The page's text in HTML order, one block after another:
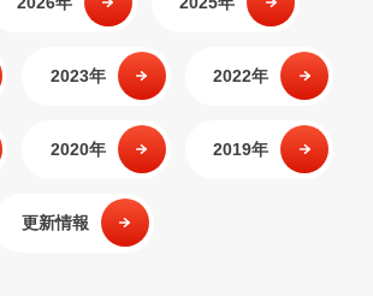
2023年 2022年
2020年 2019年
更新情報